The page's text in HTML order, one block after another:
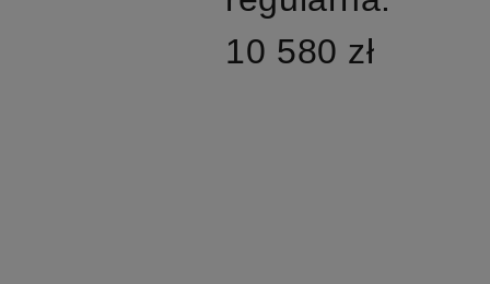
10 580 zł